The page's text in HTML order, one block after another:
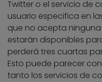
Twitter o el servicio de
usuario especifica en
que no acepta ninguna
estarán disponibles
perderá tres cuartas
Esto puede parecer
tanto los servicios de